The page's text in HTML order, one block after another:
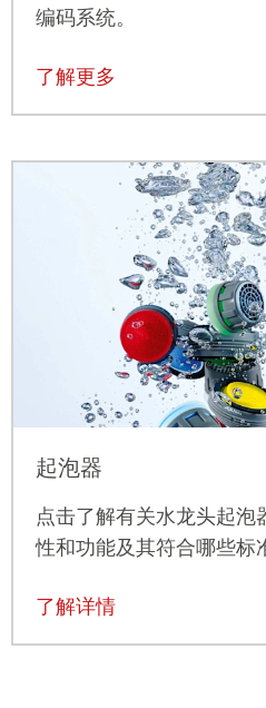
编码系统。
了解更多
起泡器
点击了解有关水龙头起泡
性和功能及其符合哪些标
了解详情